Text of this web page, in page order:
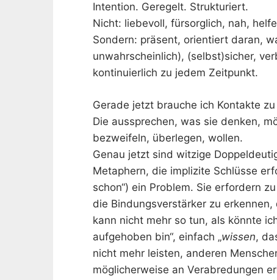
Intention. Geregelt. Strukturiert.
Nicht: liebevoll, fürsorglich, nah,
Sondern: präsent, orientiert daran,
unwahrscheinlich), (selbst)sicher,
kontinuierlich zu jedem Zeitpunkt.
Gerade jetzt brauche ich Kontakte
Die aussprechen, was sie denken,
bezweifeln, überlegen, wollen.
Genau jetzt sind witzige
Metaphern, die implizite Schlüsse
schon“) ein Problem. Sie erfordern
die Bindungsverstärker zu
kann nicht mehr so tun, als könnte ich
aufgehoben bin“, einfach „wissen,
nicht mehr leisten, anderen
möglicherweise an Verabredungen